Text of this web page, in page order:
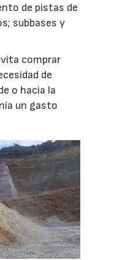
de pistas de
subbases y
comprar
de
o hacia la
un gasto